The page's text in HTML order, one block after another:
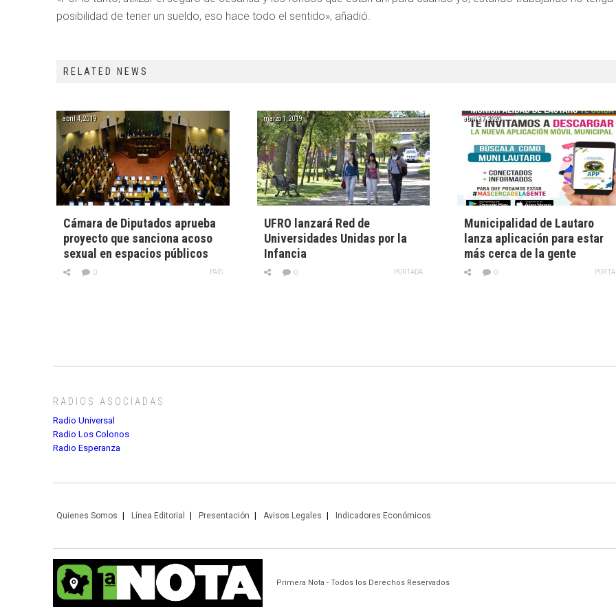
posibilidad de tener un sueldo, eso hace todo el sentido», añadió.
RELATED NEWS
abril 4, 2019
Cámara de Diputados aprueba
proyecto que sanciona acoso
sexual en espacios públicos
PAÍS
0
marzo 1, 2019
UFRO lanzará Red de
Universidades Unidas por la
Infancia
PORTADA
0
abril 27, 2020
Municipalidad de Lautaro
lanza aplicación para estar
más cerca de la gente
0
RADIOS ASOCIADAS
Radio Universal
Radio Los Colonos
Radio Esperanza
Quienes Somos Línea Editorial Presentación Avisos Legales Indicadores Económicos
Primera Nota - Todos los Derechos Reservados